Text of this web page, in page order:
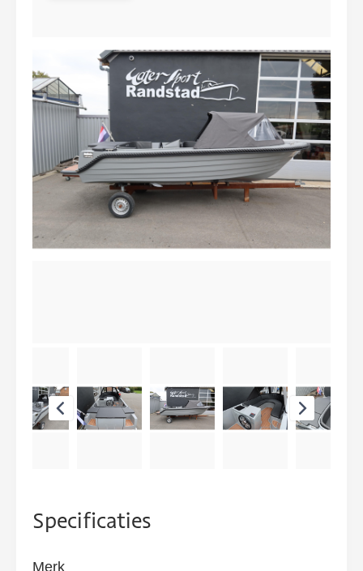
Specificaties
Merk